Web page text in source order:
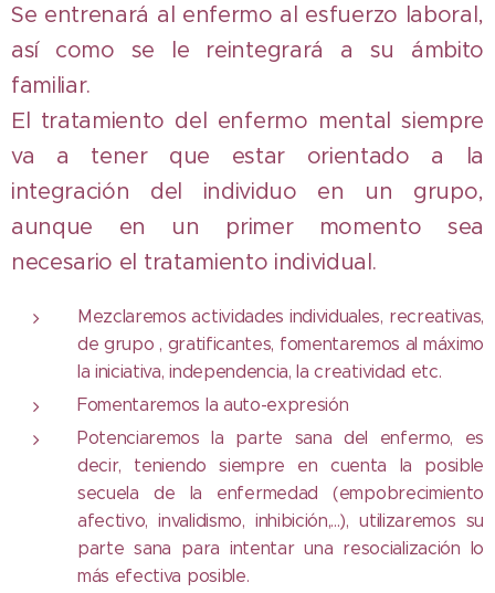
Se entrenará al enfermo al esfuerzo laboral,
así como se le reintegrará a su ámbito
familiar.
El tratamiento del enfermo mental siempre
va a tener que estar orientado a la
integración del individuo en un grupo,
aunque en un primer momento sea
necesario el tratamiento individual.
Mezclaremos actividades individuales, recreativas,
de grupo , gratificantes, fomentaremos al máximo
la iniciativa, independencia, la creatividad etc.
Fomentaremos la auto-expresión
Potenciaremos la parte sana del enfermo, es
decir, teniendo siempre en cuenta la posible
secuela de la enfermedad (empobrecimiento
afectivo, invalidismo, inhibición,...), utilizaremos su
parte sana para intentar una resocialización lo
más efectiva posible.